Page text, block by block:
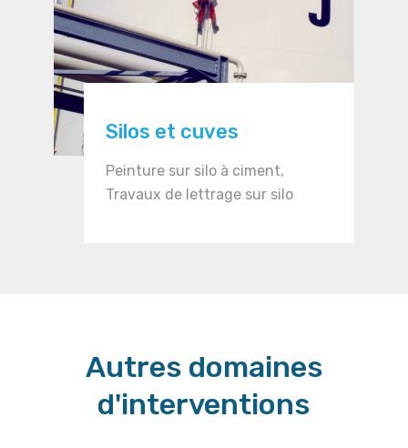
Silos et cuves
Peinture sur silo à ciment,
Travaux de lettrage sur silo
Autres domaines
d'interventions